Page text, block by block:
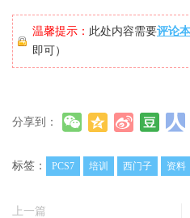
温馨提示： 此处内容需要评论
即可）
分享到：
标签： PCS7 培训 西门子 资料
上一篇